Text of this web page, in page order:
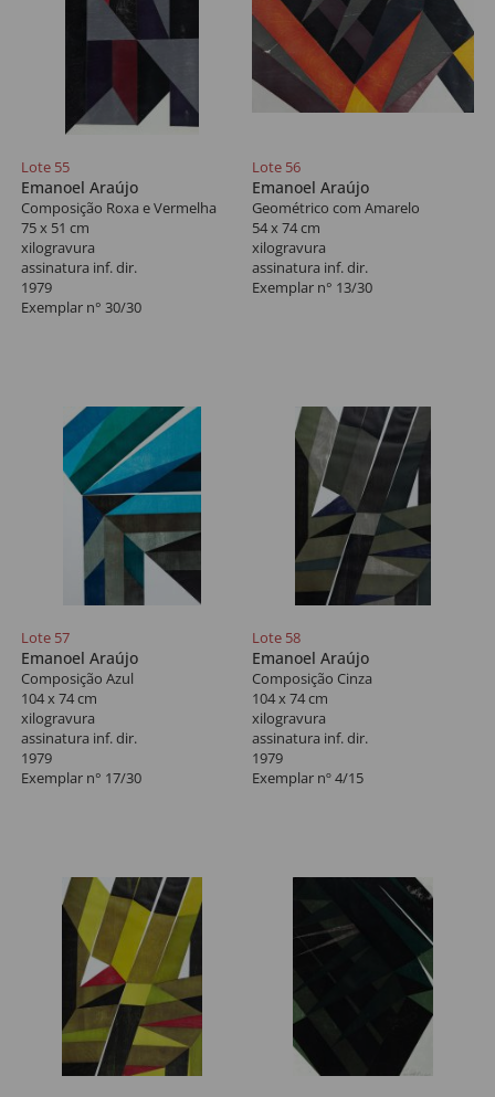
Lote 55
Emanoel Araújo
Composição Roxa e Vermelha
75 x 51 cm
xilogravura
assinatura inf. dir.
1979
Exemplar n° 30/30
Lote 56
Emanoel Araújo
Geométrico com Amarelo
54 x 74 cm
xilogravura
assinatura inf. dir.
Exemplar n° 13/30
Lote 57
Emanoel Araújo
Composição Azul
104 x 74 cm
xilogravura
assinatura inf. dir.
1979
Exemplar n° 17/30
Lote 58
Emanoel Araújo
Composição Cinza
104 x 74 cm
xilogravura
assinatura inf. dir.
1979
Exemplar nº 4/15